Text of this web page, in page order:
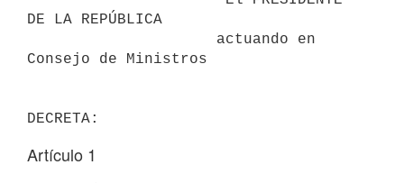
DE LA REPÚBLICA
Consejo de Ministros
Artículo 1